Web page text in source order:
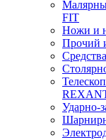
FIT
Ножи и
Прочий
Ударно-